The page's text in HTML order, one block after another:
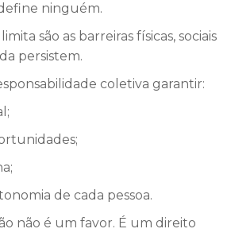
ninguém.
são as barreiras físicas, sociais
persistem.
coletiva garantir:
de cada pessoa.
não é um favor. É um direito